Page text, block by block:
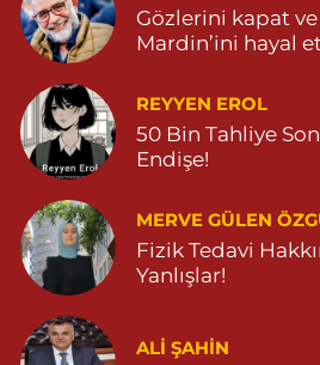
Gözlerini kapat
Mardin’ini hayal
REYYEN EROL
50 Bin Tahliye
Endişe!
MERVE GÜLEN
Fizik Tedavi
Yanlışlar!
ALI ŞAHİN